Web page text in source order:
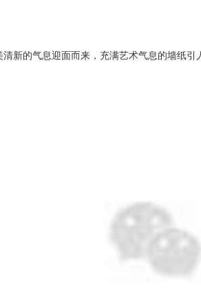
新的气息迎面而来，充满艺术气息的墙纸